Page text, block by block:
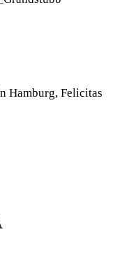
Hamburg, Felicitas